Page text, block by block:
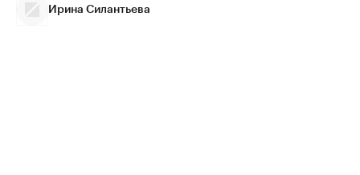
Ирина Силантьева